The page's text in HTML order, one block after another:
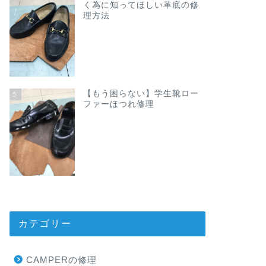
く為に知ってほしい革底の修
理方法
5
【もう困らない】学生靴ロー
ファーほつれ修理
カテゴリー
CAMPERの修理